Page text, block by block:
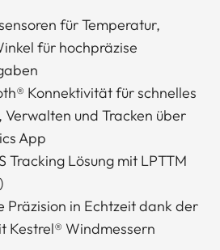
für Temperatur,
für hochpräzise
Konnektivität für schnelles
Verwalten und Tracken über
App
Tracking Lösung mit LPTTM
Präzision in Echtzeit dank der
Kestrel® Windmessern